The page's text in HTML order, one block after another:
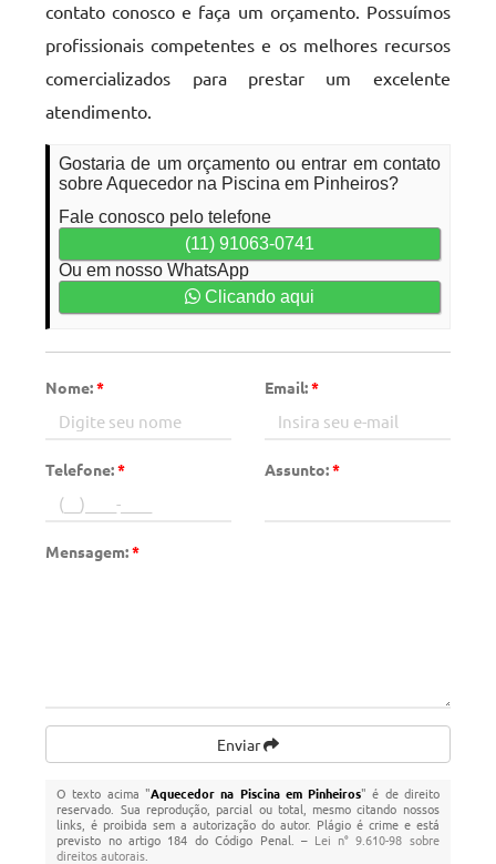
contato conosco e faça um orçamento. Possuímos
profissionais competentes e os melhores recursos
comercializados para prestar um excelente
atendimento.
Gostaria de um orçamento ou entrar em contato
sobre Aquecedor na Piscina em Pinheiros?
Fale conosco pelo telefone
(11) 91063-0741
Ou em nosso WhatsApp
Clicando aqui
Nome:* Email:*
Telefone:* Assunto:*
Mensagem:*
Enviar
O texto acima "Aquecedor na Piscina em Pinheiros" é de direito
reservado. Sua reprodução, parcial ou total, mesmo citando nossos
links, é proibida sem a autorização do autor. Plágio é crime e está
previsto no artigo 184 do Código Penal. – Lei n° 9.610-98 sobre
direitos autorais